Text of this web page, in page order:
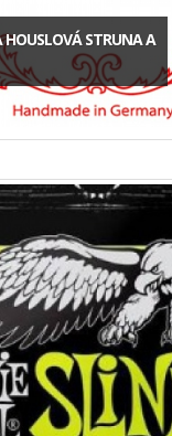
STRUNA A